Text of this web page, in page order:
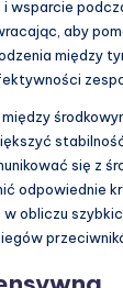
wsparcie
aby
między
się z
odpowiednie
w obliczu